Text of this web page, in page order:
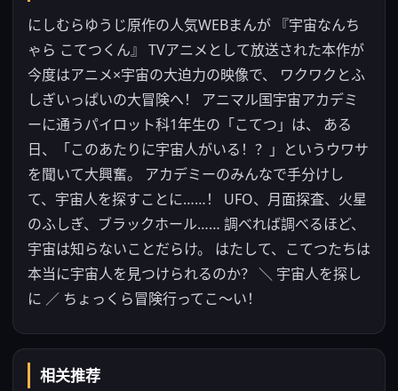
にしむらゆうじ原作の人気WEBまんが 『宇宙なんち
ゃら こてつくん』 TVアニメとして放送された本作が
今度はアニメ×宇宙の大迫力の映像で、 ワクワクとふ
しぎいっぱいの大冒険へ！ アニマル国宇宙アカデミ
ーに通うパイロット科1年生の「こてつ」は、 ある
日、「このあたりに宇宙人がいる！？」というウワサ
を聞いて大興奮。 アカデミーのみんなで手分けし
て、宇宙人を探すことに……！ UFO、月面探査、火星
のふしぎ、ブラックホール…… 調べれば調べるほど、
宇宙は知らないことだらけ。 はたして、こてつたちは
本当に宇宙人を見つけられるのか？ ＼ 宇宙人を探し
に ／ ちょっくら冒険行ってこ〜い！
相关推荐